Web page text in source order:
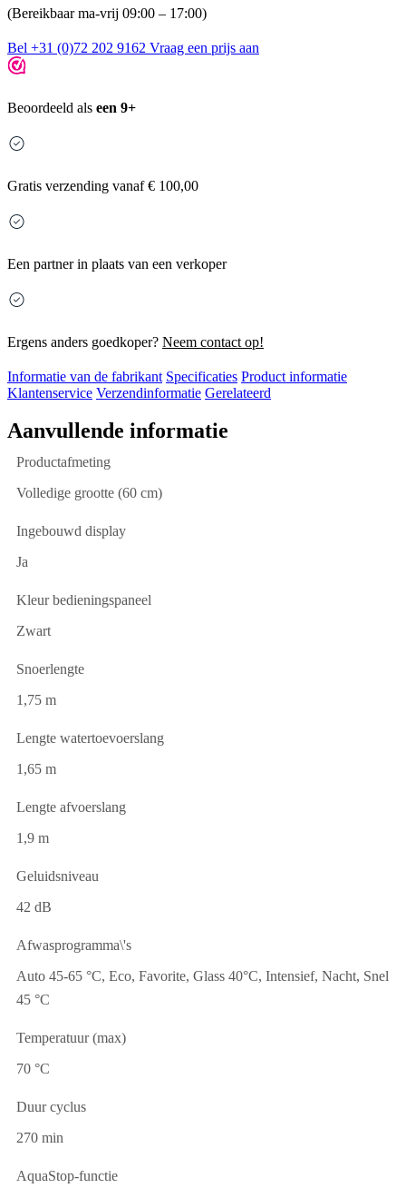
(Bereikbaar ma-vrij 09:00 – 17:00)
Bel +31 (0)72 202 9162 Vraag een prijs aan
Beoordeeld als een 9+
Gratis verzending vanaf € 100,00
Een partner in plaats van een verkoper
Ergens anders goedkoper? Neem contact op!
Informatie van de fabrikant Specificaties Product informatie
Klantenservice Verzendinformatie Gerelateerd
Aanvullende informatie
Productafmeting
Volledige grootte (60 cm)
Ingebouwd display
Ja
Kleur bedieningspaneel
Zwart
Snoerlengte
1,75 m
Lengte watertoevoerslang
1,65 m
Lengte afvoerslang
1,9 m
Geluidsniveau
42 dB
Afwasprogramma\'s
Auto 45-65 °C, Eco, Favorite, Glass 40°C, Intensief, Nacht, Snel
45 °C
Temperatuur (max)
70 °C
Duur cyclus
270 min
AquaStop-functie